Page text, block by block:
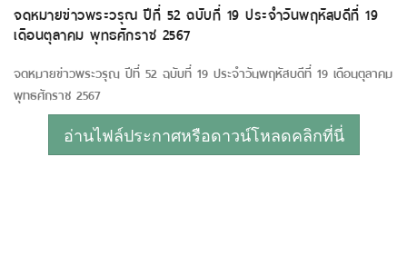
จดหมายข่าวพระวรุณ ปีที่ 52 ฉบับที่ 19 ประจำวันพฤหัสบดีที่ 19
เดือนตุลาคม พุทธศักราช 2567
จดหมายข่าวพระวรุณ ปีที่ 52 ฉบับที่ 19 ประจำวันพฤหัสบดีที่ 19 เดือนตุลาคม
พุทธศักราช 2567
อ่านไฟล์ประกาศหรือดาวน์โหลดคลิกที่นี่